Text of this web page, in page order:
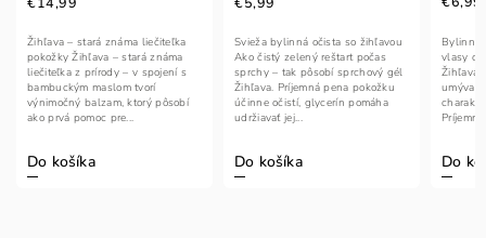
známa
s
pôsobí
Do košíka
Svieža bylinná očista so žihľavou
Ako čistý zelený reštart počas
sprchy – tak pôsobí sprchový gél
Žihľava. Príjemná pena pokožku
účinne očistí, glycerín pomáha
udržiavať jej...
Do košíka
Bylinná sviežosť a starostlivosť o
vlasy od korienkov Šampón
Žihľava spája účinné pravidelné
umývanie vlasov s rastlinným
charakterom žihľavového extraktu.
Príjemná pena pomáha...